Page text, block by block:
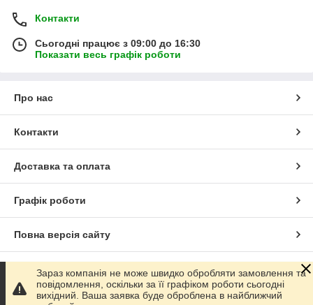
Контакти
Сьогодні працює з 09:00 до 16:30
Показати весь графік роботи
Про нас
Контакти
Доставка та оплата
Графік роботи
Повна версія сайту
Сайт створено на маркетплейсіProm.ua
Зараз компанія не може швидко обробляти замовлення та
повідомлення, оскільки за її графіком роботи сьогодні
вихідний. Ваша заявка буде оброблена в найближчий